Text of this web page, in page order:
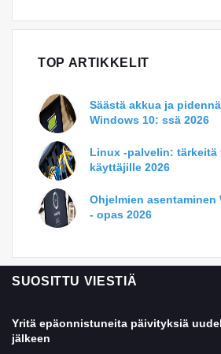
TOP ARTIKKELIT
Säästä akkua ja
Windows 10: ssä 2026
Linux -palvelin:
käyttäjille 2026
Ohjelmien asentaminen
- opas 2026
SUOSITTU VIESTIÄ
Yritä epäonnistuneita päivityksiä
jälkeen